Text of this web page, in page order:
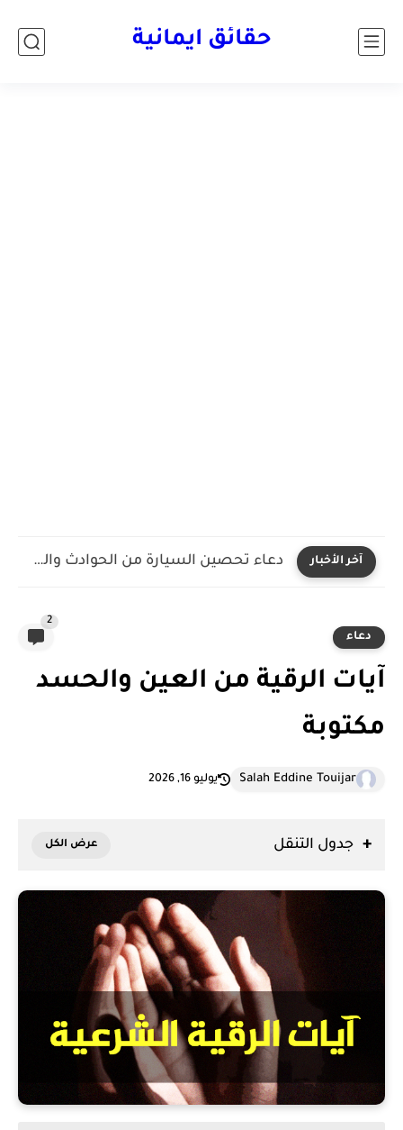
حقائق ايمانية
آخر الأخبار دعاء تحصين السيارة من الحوادث والعين والحسد مكتوب ومستجاب
دعاء
2
آيات الرقية من العين والحسد
مكتوبة
Salah Eddine Touijar يوليو 16, 2026
جدول التنقل